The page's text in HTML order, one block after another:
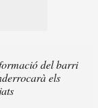
del barri
els